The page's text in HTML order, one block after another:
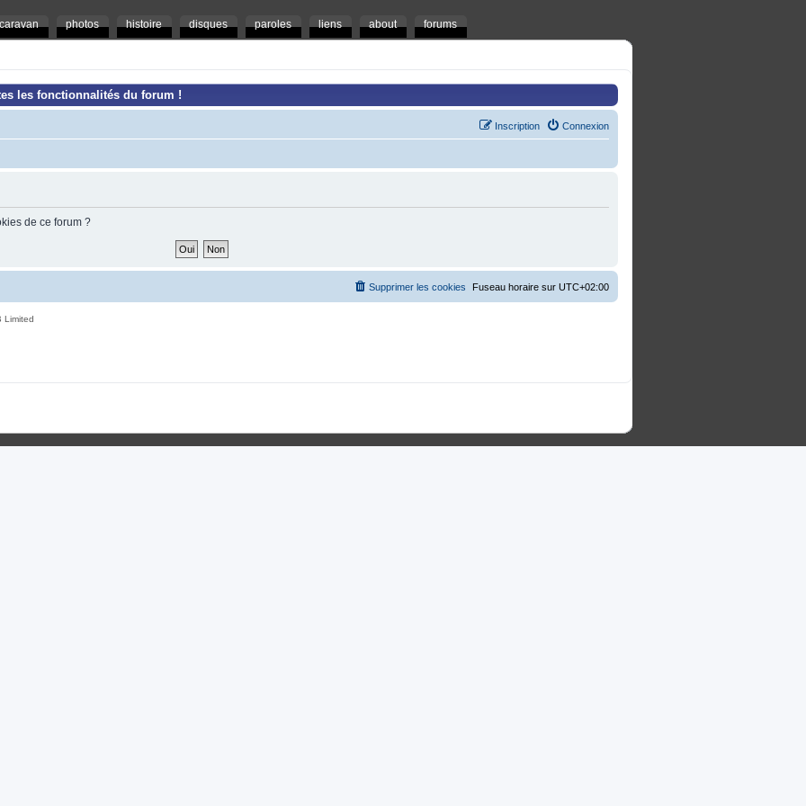
caravan photos histoire disques paroles liens about forums
les fonctionnalités du forum !
Connexion
Inscription
de ce forum ?
Fuseau horaire sur UTC+02:00
Supprimer les cookies
Limited